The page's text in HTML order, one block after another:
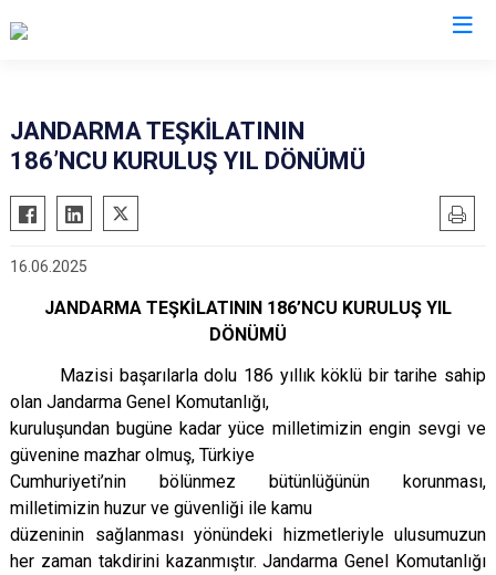
JANDARMA TEŞKİLATININ
186’NCU KURULUŞ YIL DÖNÜMÜ
16.06.2025
JANDARMA TEŞKİLATININ 186’NCU KURULUŞ YIL
DÖNÜMÜ
Mazisi başarılarla dolu 186 yıllık köklü bir tarihe sahip
olan Jandarma Genel Komutanlığı,
kuruluşundan bugüne kadar yüce milletimizin engin sevgi ve
güvenine mazhar olmuş, Türkiye
Cumhuriyeti’nin bölünmez bütünlüğünün korunması,
milletimizin huzur ve güvenliği ile kamu
düzeninin sağlanması yönündeki hizmetleriyle ulusumuzun
her zaman takdirini kazanmıştır. Jandarma Genel Komutanlığı